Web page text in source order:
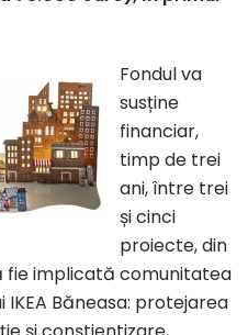
Fondul va
susține
financiar,
timp de trei
ani, între trei
și cinci
proiecte, din
fie implicată comunitatea
Băneasa: protejarea